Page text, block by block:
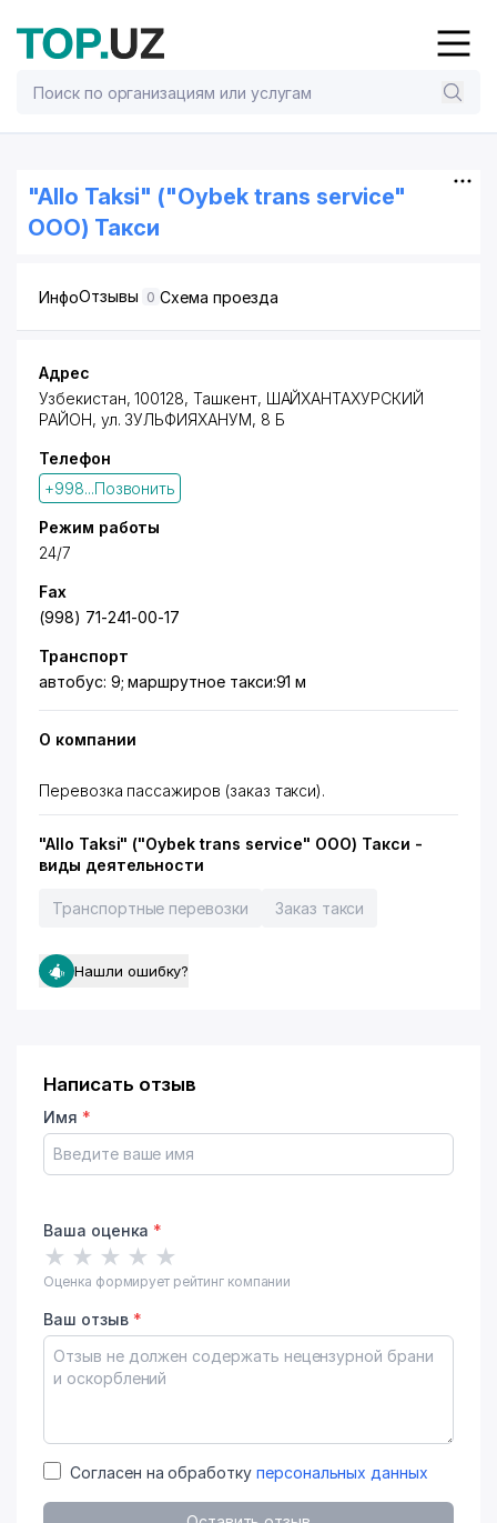
"Allo Taksi" ("Oybek trans service"
ООО) Такси
ИнфоОтзывы 0 Схема проезда
Адрес
Узбекистан, 100128, Ташкент, ШАЙХАНТАХУРСКИЙ
РАЙОН, ул. ЗУЛЬФИЯХАНУМ, 8 Б
Телефон
+998...Позвонить
Режим работы
24/7
Fax
(998) 71-241-00-17
Транспорт
автобус: 9; маршрутное такси:91 м
О компании
Перевозка пассажиров (заказ такси).
"Allo Taksi" ("Oybek trans service" ООО) Такси -
виды деятельности
Транспортные перевозки Заказ такси
Нашли ошибку?
Написать отзыв
Имя *
Ваша оценка *
★ ★ ★ ★ ★
Оценка формирует рейтинг компании
Ваш отзыв *
Согласен на обработку персональных данных